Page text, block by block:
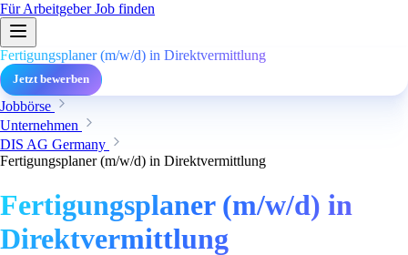
Für ArbeitgeberJob finden
Fertigungsplaner (m/w/d) in Direktvermittlung
Jetzt bewerben
Jobbörse
Unternehmen
DIS AG Germany
Fertigungsplaner (m/w/d) in Direktvermittlung
Fertigungsplaner (m/w/d) in
Direktvermittlung